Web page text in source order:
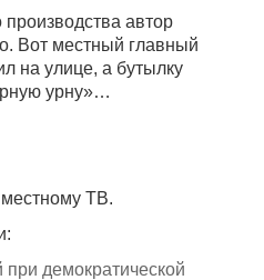
производства автор
Вот местный главный
на улице, а бутылку
урну»…
ТВ.
при демократической